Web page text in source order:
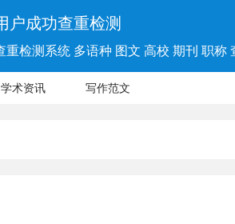
户成功查重检测
重检测系统 多语种 图文 高校 期刊 职称
学术资讯 写作范文